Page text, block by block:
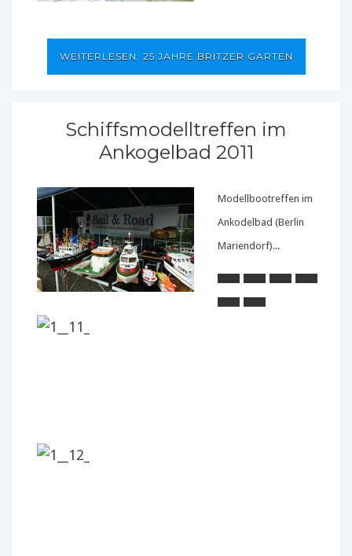
WEITERLESEN: 25 JAHRE BRITZER GARTEN
Schiffsmodelltreffen im
Ankogelbad 2011
Modellbootreffen im
Ankodelbad (Berlin
Mariendorf)...